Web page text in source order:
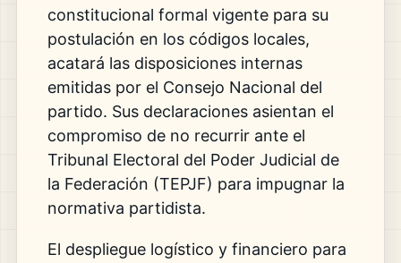
constitucional formal vigente para su
postulación en los códigos locales,
acatará las disposiciones internas
emitidas por el Consejo Nacional del
partido. Sus declaraciones asientan el
compromiso de no recurrir ante el
Tribunal Electoral del Poder Judicial de
la Federación (TEPJF) para impugnar la
normativa partidista.
El despliegue logístico y financiero para